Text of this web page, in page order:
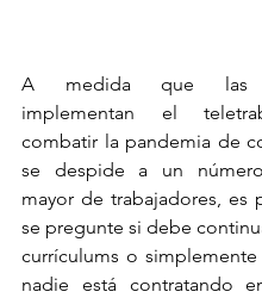
A medida que las
implementan el
combatir la pandemia de
se despide a un
mayor de trabajadores, es
se pregunte si debe
currículums o simplemente
nadie está contratando